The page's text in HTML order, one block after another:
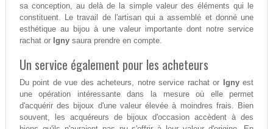
sa conception, au delà de la simple valeur des éléments qui le
constituent. Le travail de l'artisan qui a assemblé et donné une
esthétique au bijou à une valeur importante dont notre service
rachat or Ignysaura prendre en compte.
Un service également pour les acheteurs
Du point de vue des acheteurs, notre service rachat or Ignyest
une opération intéressante dans la mesure où elle permet
d'acquérir des bijoux d'une valeur élevée à moindres frais. Bien
souvent, les acquéreurs de bijoux d'occasion accèdent à des